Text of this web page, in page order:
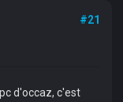
#21
d'occaz, c'est